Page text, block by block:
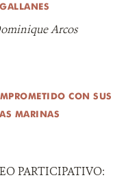
Arcos
CON SUS
MARINAS
PARTICIPATIVO: